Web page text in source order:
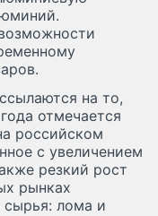
на то,
отмечается
российском
с увеличением
резкий рост
рынках
сырья: лома и